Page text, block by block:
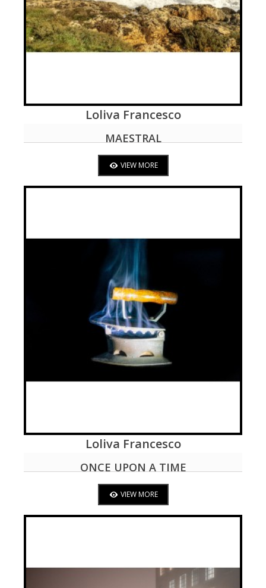
VIEW MORE
Loliva Francesco
MAESTRAL
VIEW MORE
VIEW MORE
Loliva Francesco
ONCE UPON A TIME
VIEW MORE